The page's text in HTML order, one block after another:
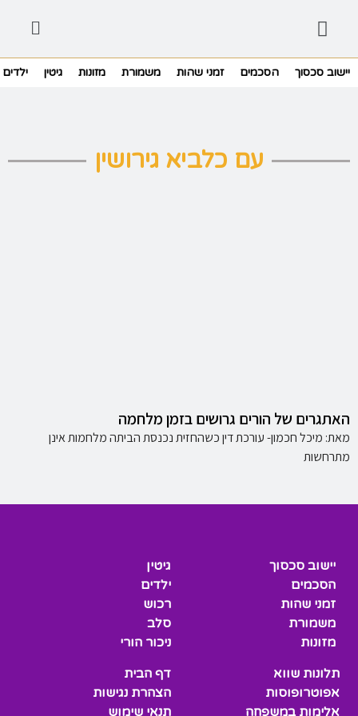
יישוב סכסוך הסכמים זמני שהות משמורת מזונות גיטין ילדים
עם כלביא גירושין
האתגרים של הורים גרושים בזמן מלחמה
מאת: מיכל חכמון- עורכת דין כשהחזית נכנסת הביתה מלחמות אינן
מתרחשות
יישוב סכסוך
הסכמים
זמני שהות
משמורת
מזונות
גיטין
ילדים
רכוש
סלב
ניכור הורי
תלונות שווא
אפוטרופוסות
אלימות במשפחה
דף הבית
הצהרת נגישות
תנאי שימוש